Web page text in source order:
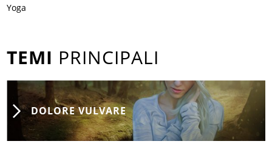
Yoga
TEMI PRINCIPALI
DOLORE VULVARE